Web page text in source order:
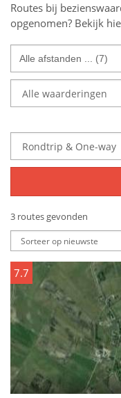
Routes bij
opgenomen? Bekijk
Alle afstanden ... (7)
3 routes gevonden
7.7